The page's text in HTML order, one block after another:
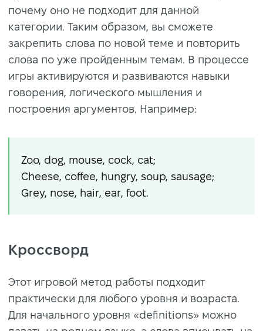
почему оно не подходит для данной
категории. Таким образом, вы сможете
закрепить слова по новой теме и повторить
слова по уже пройденным темам. В процессе
игры активируются и развиваются навыки
говорения, логического мышления и
построения аргументов. Например:
Zoo, dog, mouse, cock, cat;
Cheese, coffee, hungry, soup, sausage;
Grey, nose, hair, ear, foot.
Кроссворд
Этот игровой метод работы подходит
практически для любого уровня и возраста.
Для начального уровня «definitions» можно